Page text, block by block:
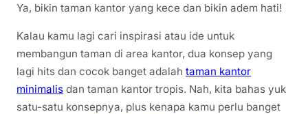
Ya, bikin taman kantor yang kece dan bikin adem hati!
Kalau kamu lagi cari inspirasi atau ide untuk
membangun taman di area kantor, dua konsep yang
lagi hits dan cocok banget adalah taman kantor
minimalis dan taman kantor tropis. Nah, kita bahas yuk
satu-satu konsepnya, plus kenapa kamu perlu banget